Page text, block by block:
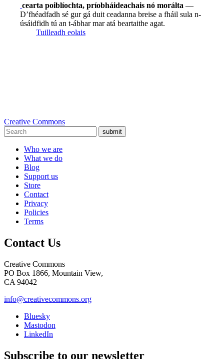
cearta poiblíochta, príobháideachais nó morálta —
D’fhéadfadh sé gur gá duit ceadanna breise a fháil sula n-
úsáidfidh tú an t-ábhar mar atá beartaithe agat.
Tuilleadh eolais
Creative Commons
submit
Who we are
What we do
Blog
Support us
Store
Contact
Privacy
Policies
Terms
Contact Us
Creative Commons
PO Box 1866, Mountain View,
CA 94042
info@creativecommons.org
Bluesky
Mastodon
LinkedIn
Subscribe to our newsletter